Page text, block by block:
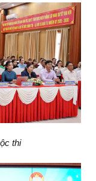
thi